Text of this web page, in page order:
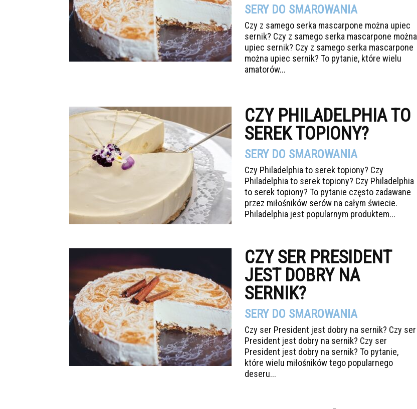
SERY DO SMAROWANIA
Czy z samego serka mascarpone można upiec
sernik? Czy z samego serka mascarpone można
upiec sernik? Czy z samego serka mascarpone
można upiec sernik? To pytanie, które wielu
amatorów...
CZY PHILADELPHIA TO
SEREK TOPIONY?
SERY DO SMAROWANIA
Czy Philadelphia to serek topiony? Czy
Philadelphia to serek topiony? Czy Philadelphia
to serek topiony? To pytanie często zadawane
przez miłośników serów na całym świecie.
Philadelphia jest popularnym produktem...
CZY SER PRESIDENT
JEST DOBRY NA
SERNIK?
SERY DO SMAROWANIA
Czy ser President jest dobry na sernik? Czy ser
President jest dobry na sernik? Czy ser
President jest dobry na sernik? To pytanie,
które wielu miłośników tego popularnego
deseru...